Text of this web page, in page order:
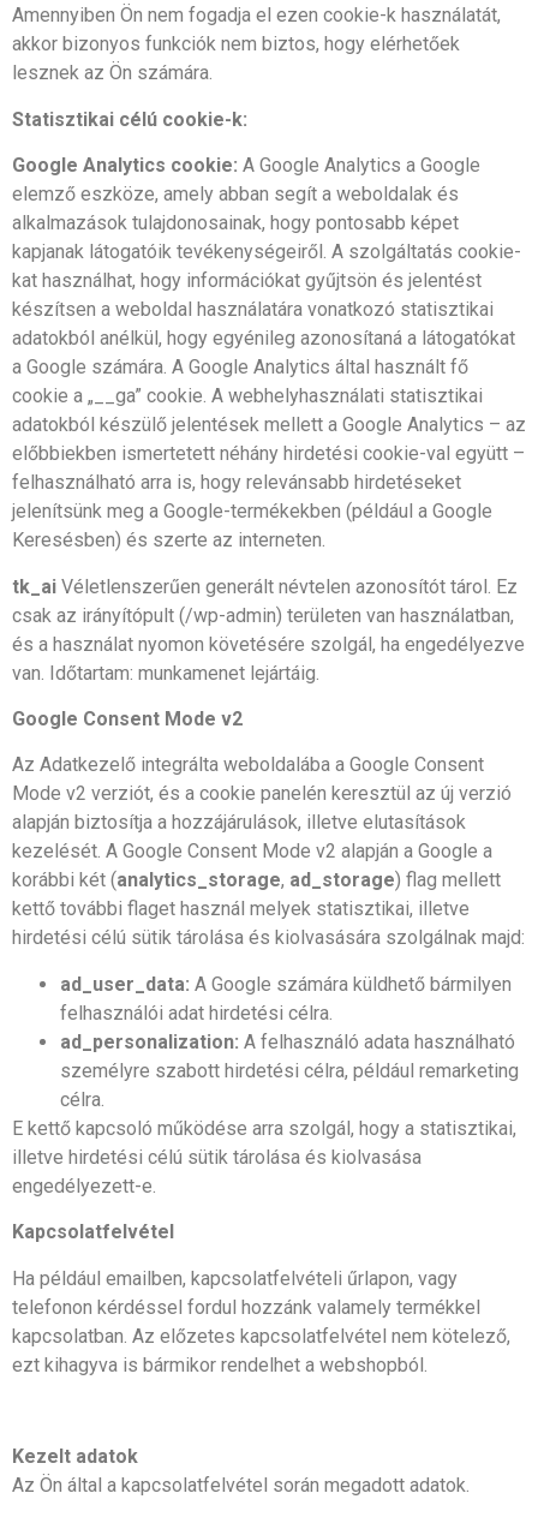
Amennyiben Ön nem fogadja el ezen cookie-k használatát,
akkor bizonyos funkciók nem biztos, hogy elérhetőek
lesznek az Ön számára.
Statisztikai célú cookie-k:
Google Analytics cookie: A Google Analytics a Google
elemző eszköze, amely abban segít a weboldalak és
alkalmazások tulajdonosainak, hogy pontosabb képet
kapjanak látogatóik tevékenységeiről. A szolgáltatás cookie-
kat használhat, hogy információkat gyűjtsön és jelentést
készítsen a weboldal használatára vonatkozó statisztikai
adatokból anélkül, hogy egyénileg azonosítaná a látogatókat
a Google számára. A Google Analytics által használt fő
cookie a „__ga” cookie. A webhelyhasználati statisztikai
adatokból készülő jelentések mellett a Google Analytics – az
előbbiekben ismertetett néhány hirdetési cookie-val együtt –
felhasználható arra is, hogy relevánsabb hirdetéseket
jelenítsünk meg a Google-termékekben (például a Google
Keresésben) és szerte az interneten.
tk_ai Véletlenszerűen generált névtelen azonosítót tárol. Ez
csak az irányítópult (/wp-admin) területen van használatban,
és a használat nyomon követésére szolgál, ha engedélyezve
van. Időtartam: munkamenet lejártáig.
Google Consent Mode v2
Az Adatkezelő integrálta weboldalába a Google Consent
Mode v2 verziót, és a cookie panelén keresztül az új verzió
alapján biztosítja a hozzájárulások, illetve elutasítások
kezelését. A Google Consent Mode v2 alapján a Google a
korábbi két (analytics_storage, ad_storage) flag mellett
kettő további flaget használ melyek statisztikai, illetve
hirdetési célú sütik tárolása és kiolvasására szolgálnak majd:
ad_user_data: A Google számára küldhető bármilyen
felhasználói adat hirdetési célra.
ad_personalization: A felhasználó adata használható
személyre szabott hirdetési célra, például remarketing
célra.
E kettő kapcsoló működése arra szolgál, hogy a statisztikai,
illetve hirdetési célú sütik tárolása és kiolvasása
engedélyezett-e.
Kapcsolatfelvétel
Ha például emailben, kapcsolatfelvételi űrlapon, vagy
telefonon kérdéssel fordul hozzánk valamely termékkel
kapcsolatban. Az előzetes kapcsolatfelvétel nem kötelező,
ezt kihagyva is bármikor rendelhet a webshopból.
Kezelt adatok
Az Ön által a kapcsolatfelvétel során megadott adatok.